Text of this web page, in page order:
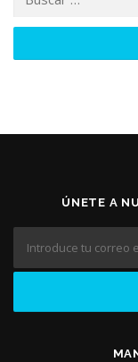
ÚNETE A